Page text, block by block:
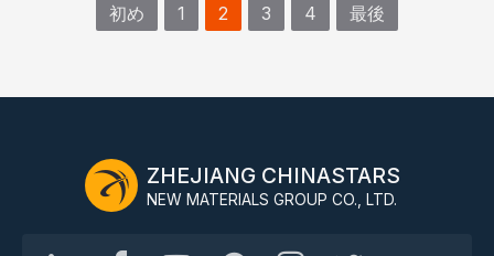
初め 1 2 3 4 最後
ZHEJIANG CHINASTARS
NEW MATERIALS GROUP CO., LTD.